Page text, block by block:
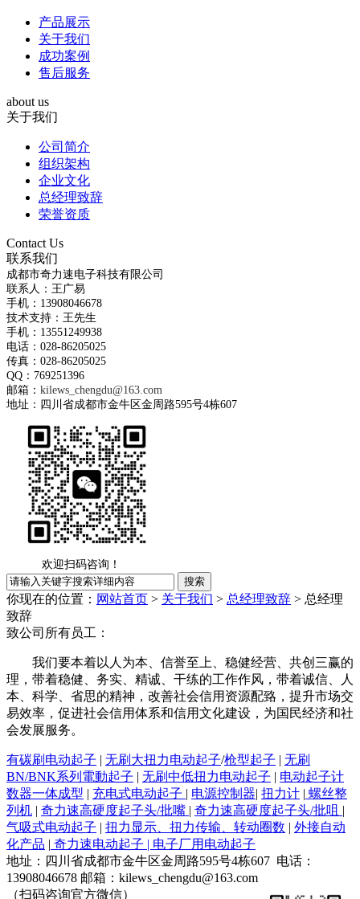
产品展示
关于我们
成功案例
售后服务
about us
关于我们
公司简介
组织架构
企业文化
总经理致辞
荣誉资质
Contact Us
联系我们
成都市奇力速电子科技有限公司
联系人：王广易
手机：13908046678
技术支持：王先生
手机：13551249938
电话：028-86205025
传真：028-86205025
QQ：769251396
邮箱： kilews_chengdu@163.com
地址：四川省成都市金牛区金周路595号4栋607
欢迎扫码咨询！
你现在的位置： 网站首页 > 关于我们 > 总经理致辞 > 总经理
致辞
致公司所有员工：
我们要本着以人为本、信誉至上、稳健经营、共创三赢的
理，带着稳健、务实、精诚、干练的工作作风，带着诚信、人
本、科学、省思的精神， 改善社会信用资源配臵，提升市场交
易效率，促进社会信用体系和信用文化建设，为国民经济和社
会发展服务。
有碳刷电动起子 | 无刷大扭力电动起子/枪型起子 | 无刷
BN/BNK系列電動起子 | 无刷中低扭力电动起子 | 电动起子计
数器一体成型 | 充电式电动起子 | 电源控制器| 扭力计 | 螺丝整
列机 | 奇力速高硬度起子头/批嘴 | 奇力速高硬度起子头/批咀 |
气吸式电动起子 | 扭力显示、扭力传输、转动圈数 | 外接自动
化产品 | 奇力速电动起子 | 电子厂用电动起子
地址：四川省成都市金牛区金周路595号4栋607 电话：
13908046678 邮箱：kilews_chengdu@163.com
（扫码咨询官方微信）